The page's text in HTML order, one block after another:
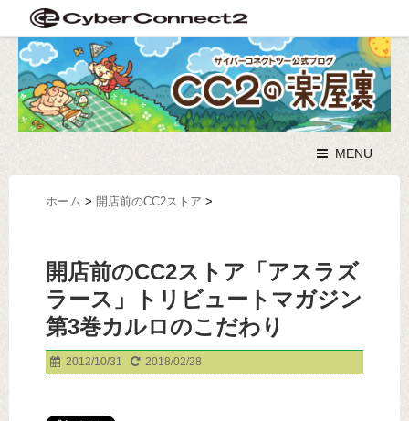
MENU
ホーム > 開店前のCC2ストア >
開店前のCC2ストア「アスラズ
ラース」トリビュートマガジン
第3巻カルロのこだわり
2012/10/31 2018/02/28